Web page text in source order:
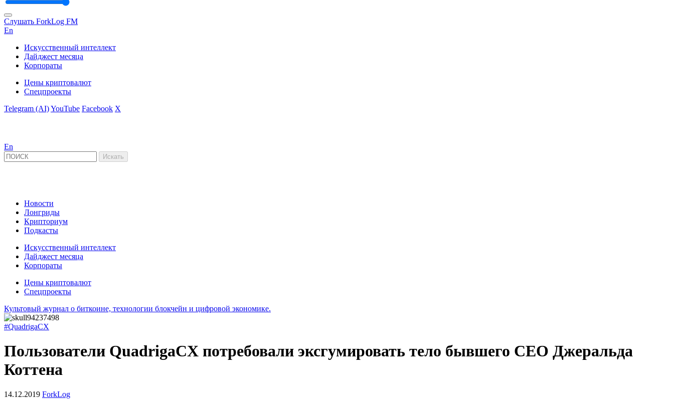
Слушать ForkLog FM
En
Искусственный интеллект
Дайджест месяца
Корпораты
Цены криптовалют
Спецпроекты
Telegram (AI)YouTube Facebook X
En
Новости
Лонгриды
Крипториум
Подкасты
Искусственный интеллект
Дайджест месяца
Корпораты
Цены криптовалют
Спецпроекты
Культовый журнал о биткоине, технологии блокчейн и цифровой экономике.
#QuadrigaCX
Пользователи QuadrigaCX потребовали эксгумировать тело бывшего CEO Джеральда
Коттена
14.12.2019 ForkLog